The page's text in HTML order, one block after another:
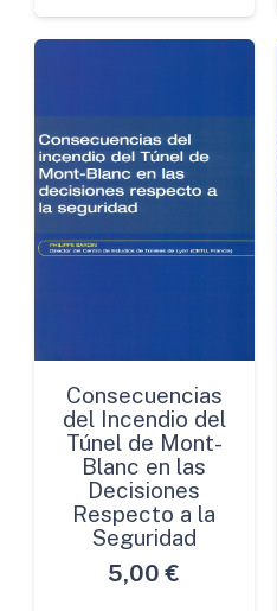
cantidad
Consecuencias
del Incendio del
Túnel de Mont-
Blanc en las
Decisiones
Respecto a la
Seguridad
5,00 €